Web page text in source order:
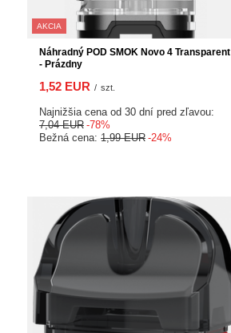
AKCIA
Náhradný POD SMOK Novo 4 Transparent
- Prázdny
1,52 EUR / szt.
Najnižšia cena od 30 dní pred zľavou:
7,04 EUR -78%
Bežná cena: 1,99 EUR -24%